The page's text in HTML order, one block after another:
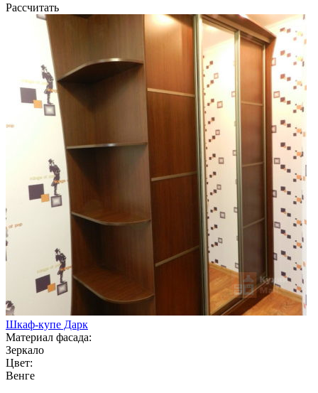
Рассчитать
Шкаф-купе Дарк
Материал фасада:
Зеркало
Цвет:
Венге